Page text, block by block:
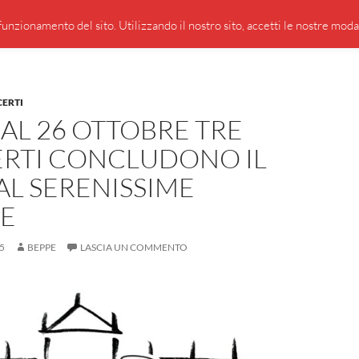
PRESENTAZIONE DI GIUSEPPE BORSOI
26 OTTOBRE TRE
CONCLUDONO IL
SERENISSIME
BEPPE LASCIA UN COMMENTO
del sito. Utilizzando il nostro sito, accetti le nostre